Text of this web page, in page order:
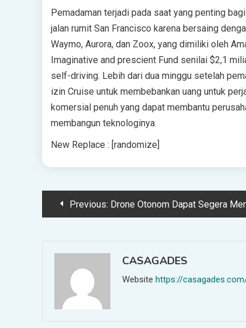
Pemadaman terjadi pada saat yang penting
jalan rumit San Francisco karena bersaing
Waymo, Aurora, dan Zoox, yang dimiliki oleh
Imaginative and prescient Fund senilai $2,1
self-driving. Lebih dari dua minggu setelah
izin Cruise untuk membebankan uang untuk
komersial penuh yang dapat membantu
membangun teknologinya.
New Replace : [randomize]
PostPrevious: Drone Otonom Dapat Segera Menjalankan Jaringan Energi
CASAGADES
Website https://